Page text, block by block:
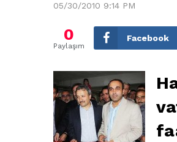
05/30/2010 9:14 PM
0
Paylaşım
Facebook